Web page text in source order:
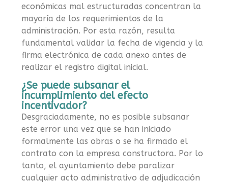
económicas mal estructuradas concentran la
mayoría de los requerimientos de la
administración. Por esta razón, resulta
fundamental validar la fecha de vigencia y la
firma electrónica de cada anexo antes de
realizar el registro digital inicial.
¿Se puede subsanar el
incumplimiento del efecto
incentivador?
Desgraciadamente, no es posible subsanar
este error una vez que se han iniciado
formalmente las obras o se ha firmado el
contrato con la empresa constructora. Por lo
tanto, el ayuntamiento debe paralizar
cualquier acto administrativo de adjudicación